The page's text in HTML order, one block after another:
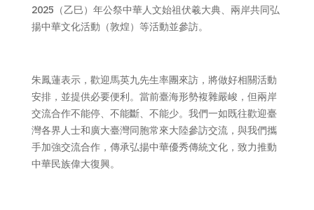
2025（乙巳）年公祭中華人文始祖伏羲大典、兩岸共同弘
揚中華文化活動（敦煌）等活動並參訪。
朱鳳蓮表示，歡迎馬英九先生率團來訪，將做好相關活動
安排，並提供必要便利。當前臺海形勢複雜嚴峻，但兩岸
交流合作不能停、不能斷、不能少。我們一如既往歡迎臺
灣各界人士和廣大臺灣同胞常來大陸參訪交流，與我們攜
手加強交流合作，傳承弘揚中華優秀傳統文化，致力推動
中華民族偉大復興。